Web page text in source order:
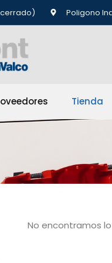
cerrado) Poligono
Tienda
No encontramos